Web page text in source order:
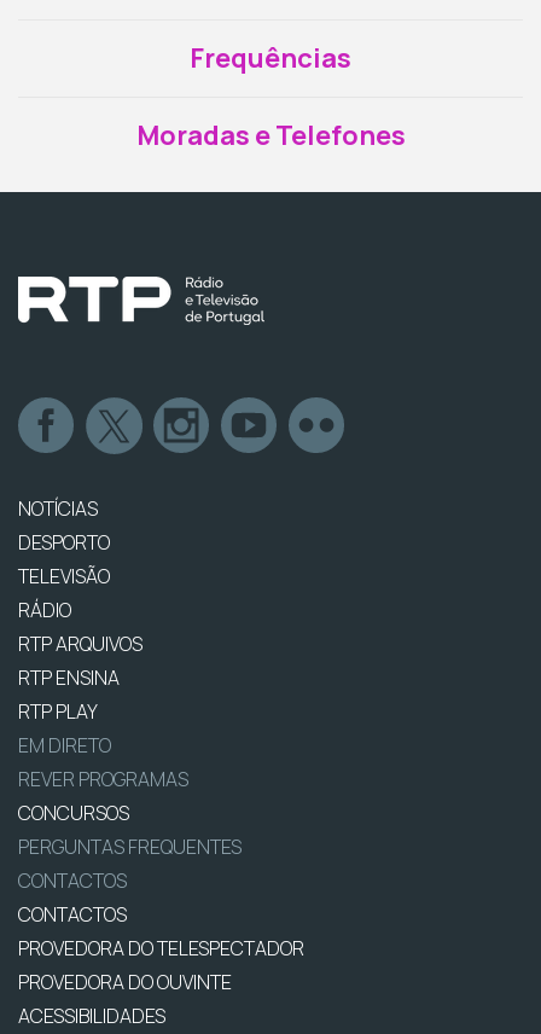
Frequências
Moradas e Telefones
NOTÍCIAS
DESPORTO
TELEVISÃO
RÁDIO
RTP ARQUIVOS
RTP ENSINA
RTP PLAY
EM DIRETO
REVER PROGRAMAS
CONCURSOS
PERGUNTAS FREQUENTES
CONTACTOS
CONTACTOS
PROVEDORA DO TELESPECTADOR
PROVEDORA DO OUVINTE
ACESSIBILIDADES